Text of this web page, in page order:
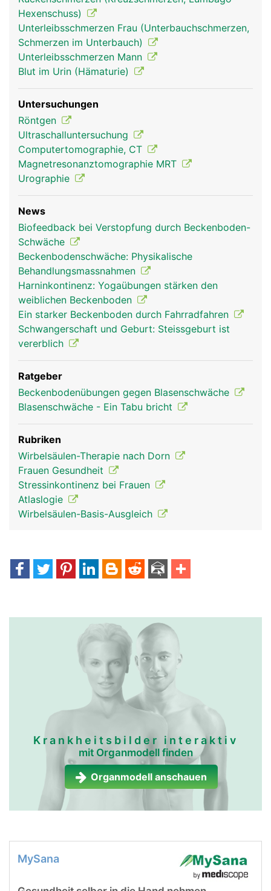
Becken Mann
Hexenschuss)
Unterleibsschmerzen Frau (Unterbauchschmerzen,
Schmerzen im Unterbauch)
Unterleibsschmerzen Mann
Blut im Urin (Hämaturie)
Untersuchungen
Röntgen
Ultraschalluntersuchung
Computertomographie, CT
Magnetresonanztomographie MRT
Urographie
News
Biofeedback bei Verstopfung durch Beckenboden-
Schwäche
Beckenbodenschwäche: Physikalische
Behandlungsmassnahmen
Harninkontinenz: Yogaübungen stärken den
weiblichen Beckenboden
Ein starker Beckenboden durch Fahrradfahren
Schwangerschaft und Geburt: Steissgeburt ist
vererblich
Ratgeber
Beckenbodenübungen gegen Blasenschwäche
Blasenschwäche - Ein Tabu bricht
Rubriken
Wirbelsäulen-Therapie nach Dorn
Frauen Gesundheit
Stressinkontinenz bei Frauen
Atlaslogie
Wirbelsäulen-Basis-Ausgleich
Krankheitsbilder interaktiv
mit Organmodell finden
Organmodell anschauen
MySana